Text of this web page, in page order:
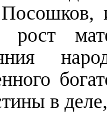
рост
в